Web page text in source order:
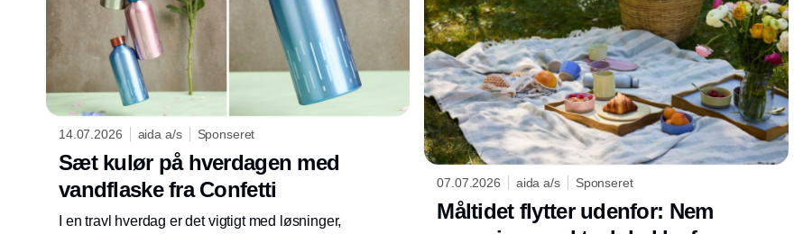
14.07.2026 aida a/s Sponseret
Sæt kulør på hverdagen med
vandflaske fra Confetti
I en travl hverdag er det vigtigt med løsninger,
07.07.2026 aida a/s Sponseret
Måltidet flytter udenfor: Nem